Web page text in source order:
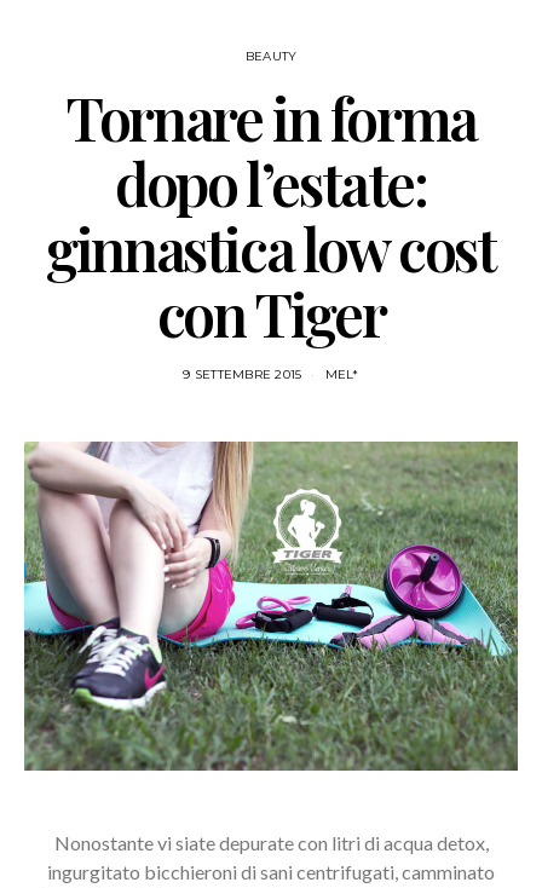
BEAUTY
Tornare in forma
dopo l’estate:
ginnastica low cost
con Tiger
9 SETTEMBRE 2015 MEL*
Nonostante vi siate depurate con litri di acqua detox,
ingurgitato bicchieroni di sani centrifugati, camminato